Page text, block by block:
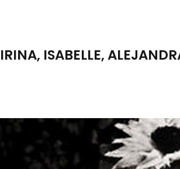
IRINA, ISABELLE,